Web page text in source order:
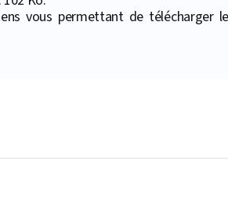
vous permettant de télécharger